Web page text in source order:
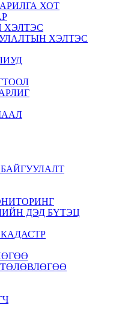
ХОТ
ХЭЛТЭС
ХЭЛТЭС
ДЭД БҮТЭЦ